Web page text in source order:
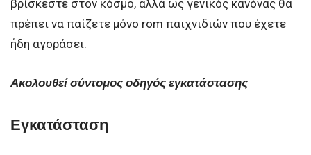
βρίσκεστε στον κόσμο, αλλά ως γενικός κανόνας θα
πρέπει να παίζετε μόνο rom παιχνιδιών που έχετε
ήδη αγοράσει.
Ακολουθεί σύντομος οδηγός εγκατάστασης
Εγκατάσταση